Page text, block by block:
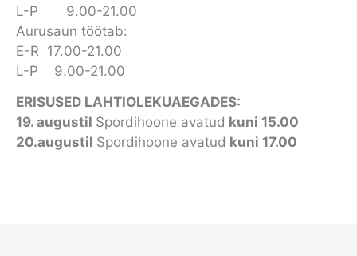
L-P 9.00-21.00
Aurusaun töötab:
E-R 17.00-21.00
L-P 9.00-21.00
ERISUSED LAHTIOLEKUAEGADES:
19. augustil Spordihoone avatud kuni 15.00
20.augustil Spordihoone avatud kuni 17.00